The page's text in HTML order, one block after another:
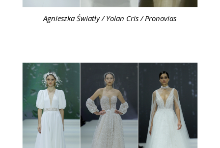
Agnieszka Światły / Yolan Cris / Pronovias